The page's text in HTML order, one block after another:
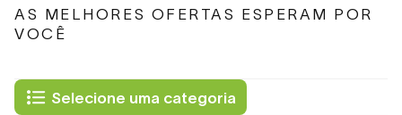
AS MELHORES OFERTAS ESPERAM POR
VOCÊ
Selecione uma categoria